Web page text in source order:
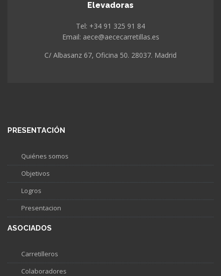
Elevadoras
Tel: +34 91 325 91 84
Email: aece@aececarretillas.es
C/ Albasanz 67, Oficina 50. 28037. Madrid
PRESENTACIÓN
Quiénes somos
Objetivos
Logros
Presentacion
ASOCIADOS
Carretilleros
Colaboradores